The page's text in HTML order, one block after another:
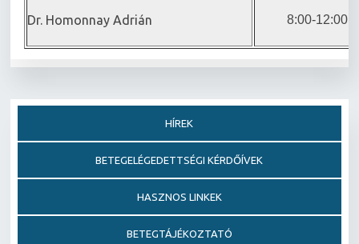
Dr. Homonnay Adrián 8:00-12:00
HÍREK
BETEGELÉGEDETTSÉGI KÉRDŐÍVEK
HASZNOS LINKEK
BETEGTÁJÉKOZTATÓ